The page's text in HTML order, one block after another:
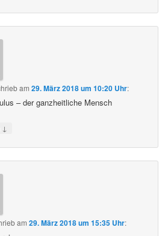
am29. März 2018 um 10:20 Uhr:
– der ganzheitliche Mensch
↓
am29. März 2018 um 15:35 Uhr: